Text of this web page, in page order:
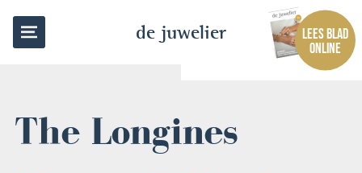
de juwelier
LEES BLAD
ONLINE
The Longines
TERUG NAAR OVERZICHT